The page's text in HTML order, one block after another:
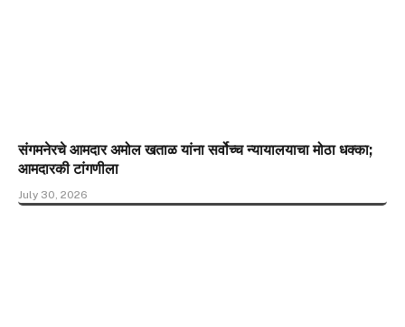
संगमनेरचे आमदार अमोल खताळ यांना सर्वोच्च न्यायालयाचा मोठा धक्का;
आमदारकी टांगणीला
July 30, 2026